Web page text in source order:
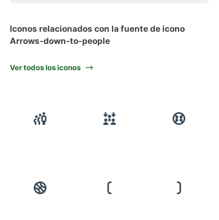
Iconos relacionados con la fuente de icono
Arrows-down-to-people
Ver todos los iconos